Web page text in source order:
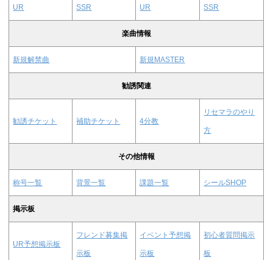
UR SSR UR SSR
楽曲情報
新規解禁曲 新規MASTER
勧誘関連
勧誘チケット 補助チケット 4分教
リセマラのやり
方
その他情報
称号一覧 背景一覧 課題一覧 シールSHOP
掲示板
UR予想掲示板
フレンド募集掲
示板
イベント予想掲
示板
初心者質問掲示
板